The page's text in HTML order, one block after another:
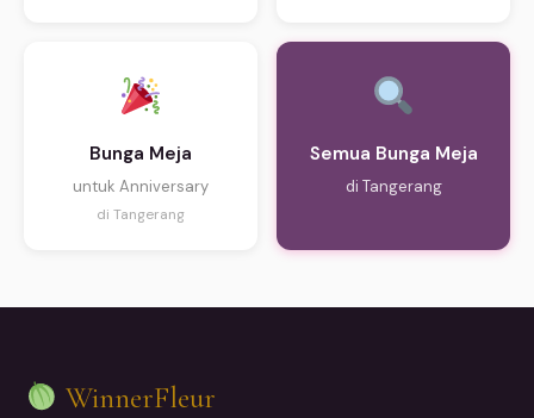
Bunga Meja
untuk Anniversary
di Tangerang
Semua Bunga Meja
di Tangerang
WinnerFleur